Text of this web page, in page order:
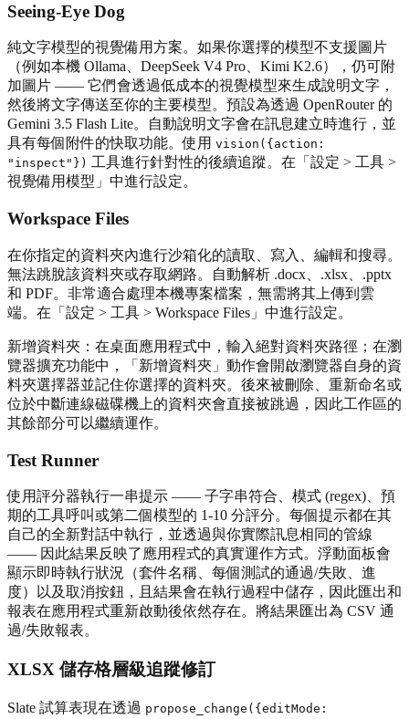
Seeing-Eye Dog
純文字模型的視覺備用方案。如果你選擇的模型不支援圖片
（例如本機 Ollama、DeepSeek V4 Pro、Kimi K2.6），仍可附
加圖片 —— 它們會透過低成本的視覺模型來生成說明文字，
然後將文字傳送至你的主要模型。預設為透過 OpenRouter 的
Gemini 3.5 Flash Lite。自動說明文字會在訊息建立時進行，並
具有每個附件的快取功能。使用 vision({action:
"inspect"}) 工具進行針對性的後續追蹤。在「設定 > 工具 >
視覺備用模型」中進行設定。
Workspace Files
在你指定的資料夾內進行沙箱化的讀取、寫入、編輯和搜尋。
無法跳脫該資料夾或存取網路。自動解析 .docx、.xlsx、.pptx
和 PDF。非常適合處理本機專案檔案，無需將其上傳到雲
端。在「設定 > 工具 > Workspace Files」中進行設定。
新增資料夾：在桌面應用程式中，輸入絕對資料夾路徑；在瀏
覽器擴充功能中，「新增資料夾」動作會開啟瀏覽器自身的資
料夾選擇器並記住你選擇的資料夾。後來被刪除、重新命名或
位於中斷連線磁碟機上的資料夾會直接被跳過，因此工作區的
其餘部分可以繼續運作。
Test Runner
使用評分器執行一串提示 —— 子字串符合、模式 (regex)、預
期的工具呼叫或第二個模型的 1-10 分評分。每個提示都在其
自己的全新對話中執行，並透過與你實際訊息相同的管線
—— 因此結果反映了應用程式的真實運作方式。浮動面板會
顯示即時執行狀況（套件名稱、每個測試的通過/失敗、進
度）以及取消按鈕，且結果會在執行過程中儲存，因此匯出和
報表在應用程式重新啟動後依然存在。將結果匯出為 CSV 通
過/失敗報表。
XLSX 儲存格層級追蹤修訂
Slate 試算表現在透過 propose_change({editMode: